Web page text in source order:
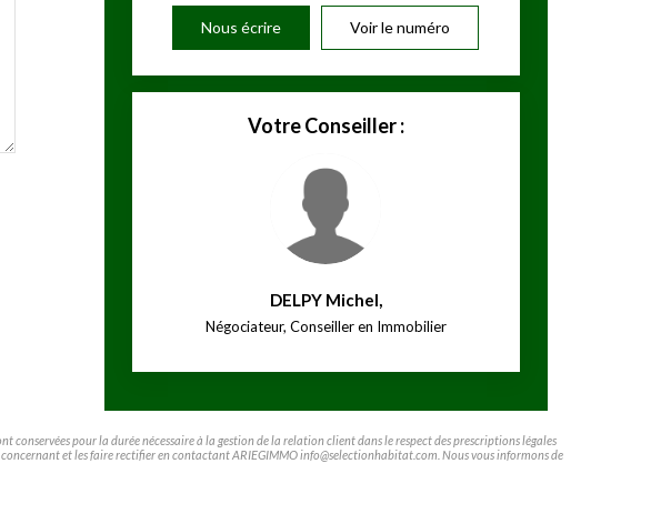
Nous écrire Voir le numéro
Votre Conseiller :
DELPY Michel,
Négociateur, Conseiller en Immobilier
pour la durée nécessaire à la gestion de la relation client dans le respect des prescriptions légales
et les faire rectifier en contactant ARIEGIMMO info@selectionhabitat.com. Nous vous informons de